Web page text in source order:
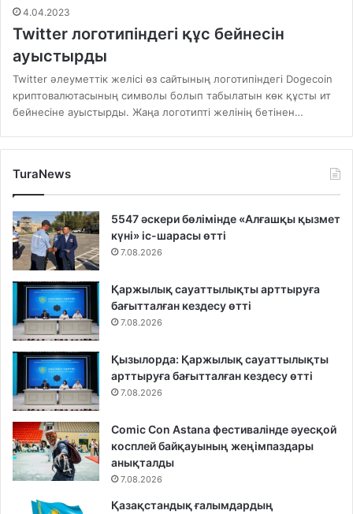
4.04.2023
Twitter логотипіндегі құс бейнесін
ауыстырды
Twitter әлеуметтік желісі өз сайтының логотипіндегі Dogecoin
криптовалютасының символы болып табылатын көк құсты ит
бейнесіне ауыстырды. Жаңа логотипті желінің бетінен…
TuraNews
5547 әскери бөлімінде «Алғашқы қызмет
күні» іс-шарасы өтті
7.08.2026
Қаржылық сауаттылықты арттыруға
бағытталған кездесу өтті
7.08.2026
Қызылорда: Қаржылық сауаттылықты
арттыруға бағытталған кездесу өтті
7.08.2026
Comic Con Astana фестивалінде әуесқой
косплей байқауының жеңімпаздары
анықталды
7.08.2026
Қазақстандық ғалымдардың